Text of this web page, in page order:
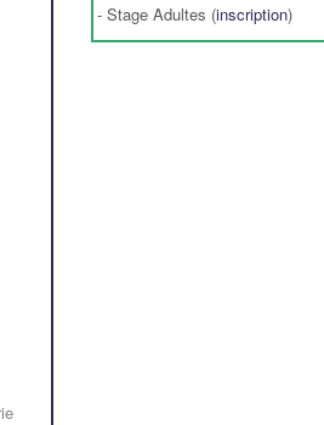
- Stage Adultes (inscription)